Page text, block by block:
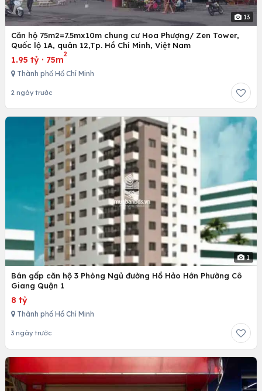
13
Căn hộ 75m2=7.5mx10m chung cư Hoa Phượng/ Zen Tower,
Quốc lộ 1A, quân 12,Tp. Hồ Chí Minh, Việt Nam
1.95 tỷ · 75m
2
Thành phố Hồ Chí Minh
2 ngày trước
1
Bán gấp căn hộ 3 Phòng Ngủ đường Hồ Hảo Hớn Phường Cô
Giang Quận 1
8 tỷ
Thành phố Hồ Chí Minh
3 ngày trước